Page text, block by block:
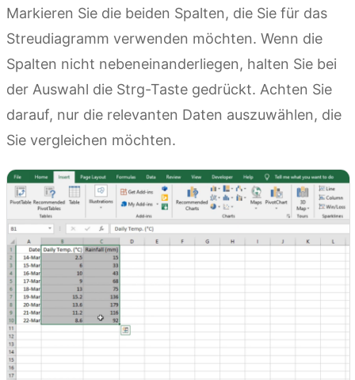
Markieren Sie die beiden Spalten, die Sie für das
Streudiagramm verwenden möchten. Wenn die
Spalten nicht nebeneinanderliegen, halten Sie bei
der Auswahl die Strg-Taste gedrückt. Achten Sie
darauf, nur die relevanten Daten auszuwählen, die
Sie vergleichen möchten.